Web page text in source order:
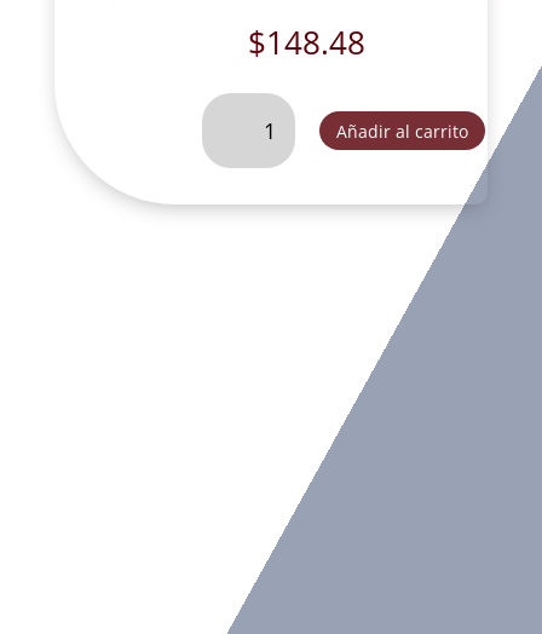
$148.48
SAN
15
FOG097
Añadir al carrito